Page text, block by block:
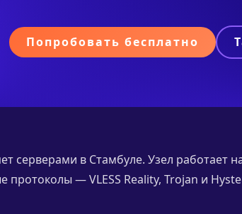
Попробовать бесплатно
серверами в Стамбуле. Узел работает
протоколы — VLESS Reality, Trojan и